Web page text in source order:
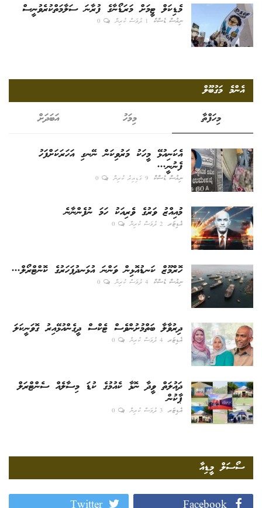
މެޑިކަލް ޓީމަށް މަރަޑޯނާގެ ފުރާނަ ސަލާމަތްކުރެވުނީސް
ނިއުސް ޑެސްކް 1 ދުވަސް ކުރިން 0
އެންމެ މަގުބޫލް
މިހަފްތާ
މިމަހު އަބަދަށް
އެކަނިއުޅޭ މީހަކު މަރުވިކަން ނޭނގި އަހަރަކަށްފަހު
ފެނުނީ...
ނިއުސް ޑެސްކް 9 ގަޑިއިރު ކުރިން 0
މުއިއްޒު ވަރުގެ ވެރިއަކު ހަމަ ނުފެންނާނެ
އެޑިޓަރ 2 ދުވަސް ކުރިން 0
ހޮރްމޫޒް ކަނޑުއޮޅިން ވަންނަ އުޅަނދުފަހަރުގެ ކޮންޓްރޯލް...
ނިއުސް ޑެސްކް 4 ދުވަސް ކުރިން 0
ދިރުވާލާ ބަތްމުށުންވެސް ޓެކްސް ދީގެންއުޅޭއިރު ގޮވަނީކަލަ
އެޑިޓަރ 4 ދުވަސް ކުރިން 0
ދައުލަތް ވީދާ ނޮޅާ ކެއުމުގެ ކުޑަ މިސާލެއް ސެންޓްރަލް
ޕާކުން
އެޑިޓަރ 3 ދުވަސް ކުރިން 0
ސޯސަލް މީޑިއާ